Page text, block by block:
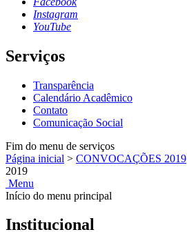
Instagram
YouTube
Serviços
Transparência
Calendário Acadêmico
Contato
Comunicação Social
Fim do menu de serviços
Página inicial > CONVOCAÇÕES 2019
2019
Menu
Início do menu principal
Institucional